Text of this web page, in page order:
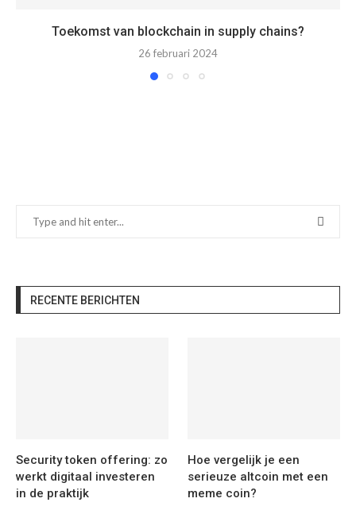
Toekomst van blockchain in supply chains?
26 februari 2024
RECENTE BERICHTEN
Security token offering: zo
werkt digitaal investeren
in de praktijk
Hoe vergelijk je een
serieuze altcoin met een
meme coin?